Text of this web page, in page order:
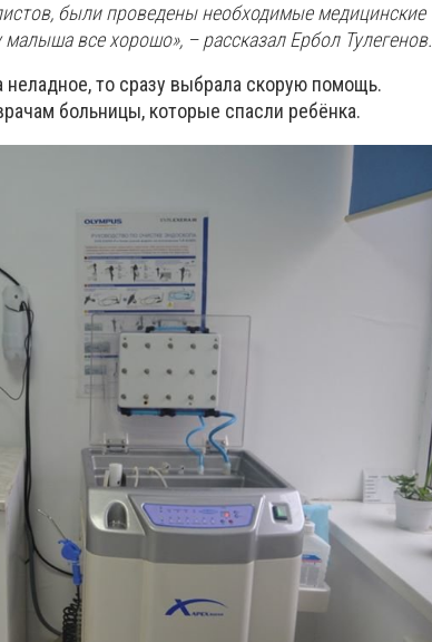
были проведены необходимые медицинские
все хорошо», – рассказал Ербол Тулегенов.
то сразу выбрала скорую помощь.
больницы, которые спасли ребёнка.